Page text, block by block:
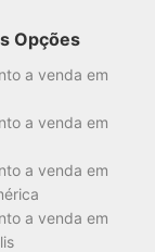
Opções
a venda em
a venda em
a venda em
a venda em